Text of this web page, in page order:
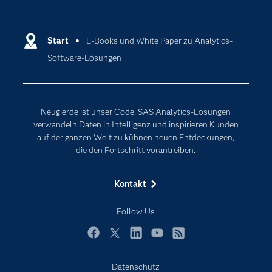
Start
E-Books und White Paper zu Analytics-
Software-Lösungen
Neugierde ist unser Code. SAS Analytics-Lösungen
verwandeln Daten in Intelligenz und inspirieren Kunden
auf der ganzen Welt zu kühnen neuen Entdeckungen,
die den Fortschritt vorantreiben.
Kontakt
Follow Us
Dokumentation
Entwickler
Erreichbarkeit
Für Lehrkräfte
Lehrvideos
Mein SAS
SAS Viya
Data Science
Generative AI
Internet der Dinge
Datenschutz